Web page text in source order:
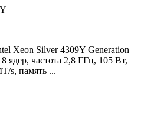
Xeon Silver 4309Y Generation
ядер, частота 2,8 ГГц, 105 Вт,
s, память ...